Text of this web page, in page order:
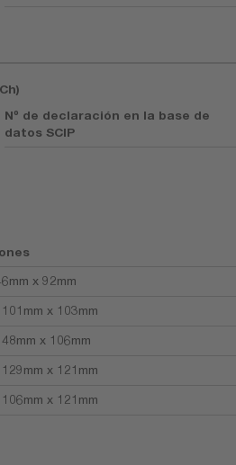
Nº de declaración en la base de
datos SCIP
x 92mm
x 103mm
x 106mm
x 121mm
x 121mm